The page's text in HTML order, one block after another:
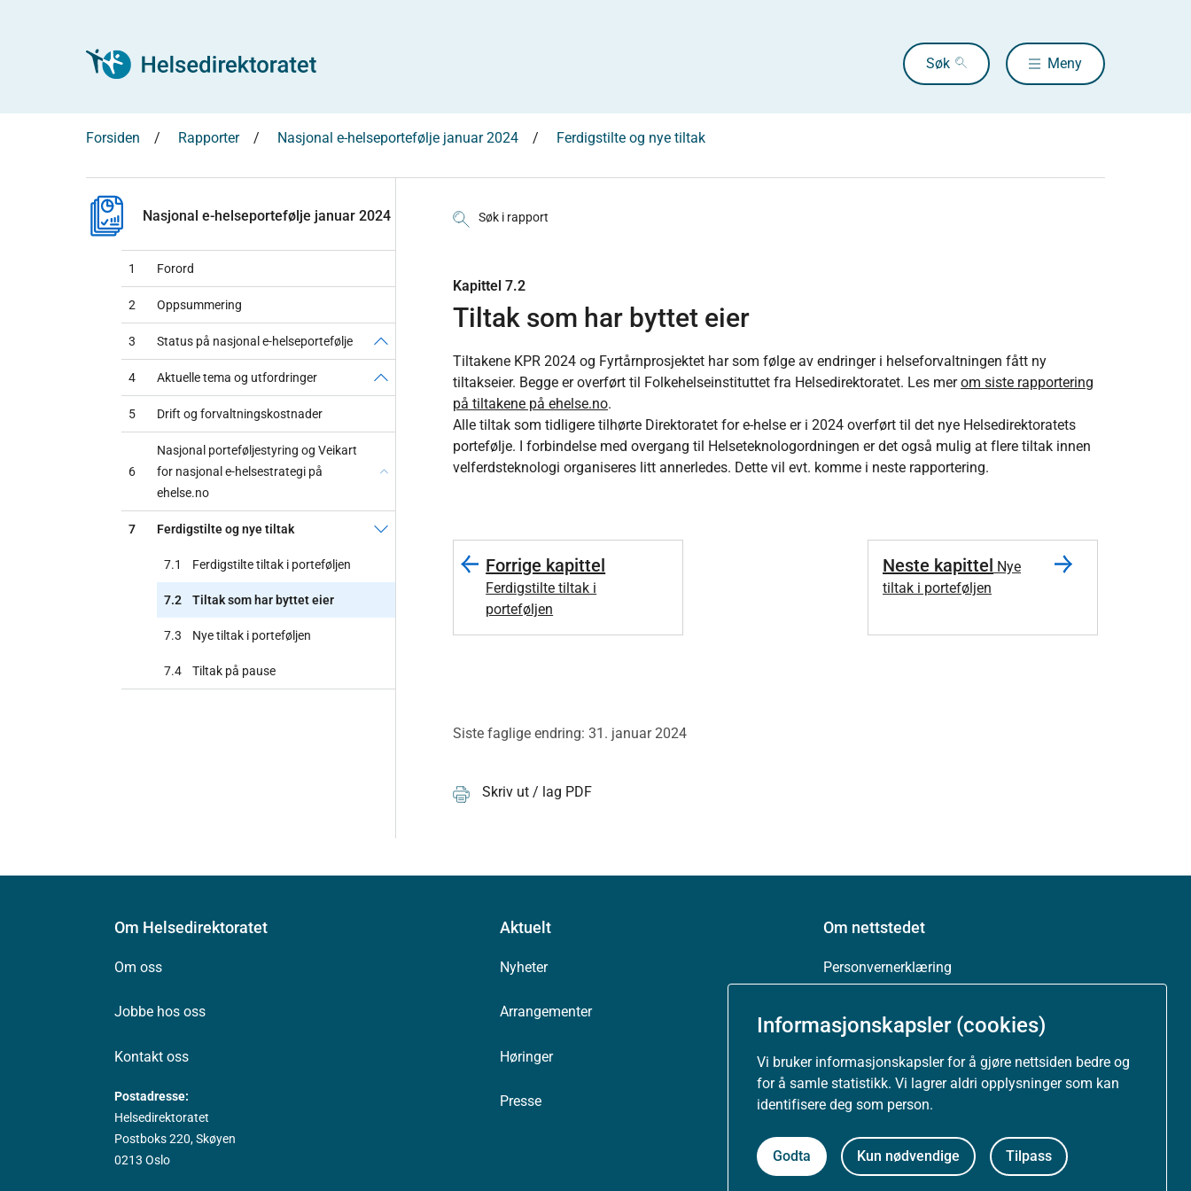
Informasjonskapsler (cookies)
Vi bruker informasjonskapsler for å gjøre nettsiden bedre og
for å samle statistikk. Vi lagrer aldri opplysninger som kan
identifisere deg som person.
Godta Kun nødvendige Tilpass
Søk Meny
Forsiden Rapporter Nasjonal e-helseportefølje januar 2024 Ferdigstilte og nye tiltak
Nasjonal e-helseportefølje januar 2024
1 Forord
2 Oppsummering
3 Status på nasjonal e-helseportefølje
4 Aktuelle tema og utfordringer
5 Drift og forvaltningskostnader
6
Nasjonal porteføljestyring og Veikart
for nasjonal e-helsestrategi på
ehelse.no
7 Ferdigstilte og nye tiltak
7.1 Ferdigstilte tiltak i porteføljen
7.2 Tiltak som har byttet eier
7.3 Nye tiltak i porteføljen
7.4 Tiltak på pause
Søk i rapport
Kapittel 7.2
Tiltak som har byttet eier
Tiltakene KPR 2024 og Fyrtårnprosjektet har som følge av endringer i helseforvaltningen fått ny
tiltakseier. Begge er overført til Folkehelseinstituttet fra Helsedirektoratet. Les merom siste rapportering
på tiltakene på ehelse.no.
Alle tiltak som tidligere tilhørte Direktoratet for e-helse er i 2024 overført til det nye Helsedirektoratets
portefølje. I forbindelse med overgang til Helseteknologordningen er det også mulig at flere tiltak innen
velferdsteknologi organiseres litt annerledes. Dette vil evt. komme i neste rapportering.
Forrige kapittel
Ferdigstilte tiltak i
porteføljen
Neste kapittel Nye
tiltak i porteføljen
Siste faglige endring: 31. januar 2024
Skriv ut / lag PDF
Om Helsedirektoratet
Om oss
Jobbe hos oss
Kontakt oss
Postadresse:
Helsedirektoratet
Postboks 220, Skøyen
0213 Oslo
Aktuelt
Nyheter
Arrangementer
Høringer
Presse
Om nettstedet
Personvernerklæring
Tilgjengelighetserklæring (uustatus.no)
Besøksstatistikk og informasjonskapsler
Nyhetsvarsel og abonnement
Åpne data (API)